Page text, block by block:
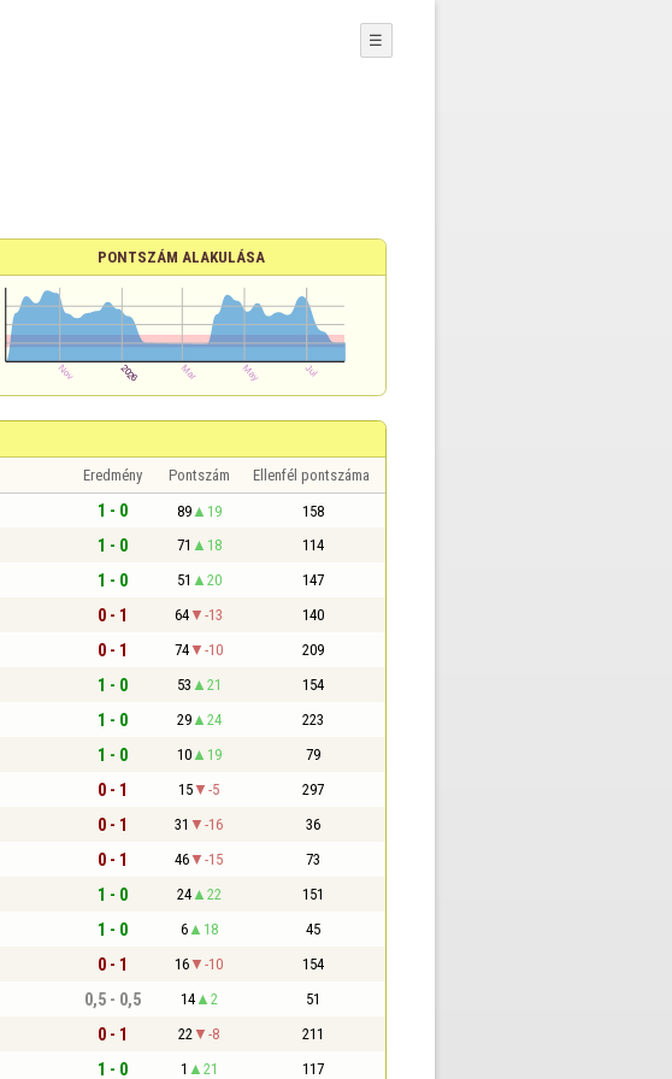
☰
PONTSZÁM ALAKULÁSA
Eredmény Pontszám Ellenfél pontszáma
1 - 0 89 19 158
1 - 0 71 18 114
1 - 0 51 20 147
0 - 1 64 -13 140
0 - 1 74 -10 209
1 - 0 53 21 154
1 - 0 29 24 223
1 - 0 10 19 79
0 - 1 15 -5 297
0 - 1 31 -16 36
0 - 1 46 -15 73
1 - 0 24 22 151
1 - 0 6 18 45
0 - 1 16 -10 154
0,5 - 0,5 14 2 51
0 - 1 22 -8 211
1 - 0 1 21 117